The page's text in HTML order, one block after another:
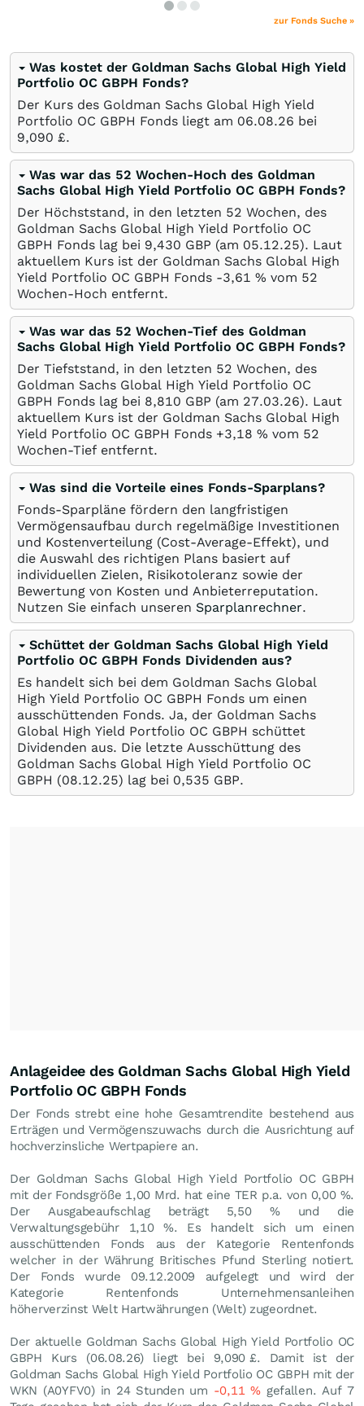
zur Fonds Suche »
Was kostet der Goldman Sachs Global High Yield
Portfolio OC GBPH Fonds?
Der Kurs des Goldman Sachs Global High Yield
Portfolio OC GBPH Fonds liegt am 06.08.26 bei
9,090 £.
Was war das 52 Wochen-Hoch des Goldman
Sachs Global High Yield Portfolio OC GBPH Fonds?
Der Höchststand, in den letzten 52 Wochen, des
Goldman Sachs Global High Yield Portfolio OC
GBPH Fonds lag bei 9,430 GBP (am 05.12.25). Laut
aktuellem Kurs ist der Goldman Sachs Global High
Yield Portfolio OC GBPH Fonds -3,61 % vom 52
Wochen-Hoch entfernt.
Was war das 52 Wochen-Tief des Goldman
Sachs Global High Yield Portfolio OC GBPH Fonds?
Der Tiefststand, in den letzten 52 Wochen, des
Goldman Sachs Global High Yield Portfolio OC
GBPH Fonds lag bei 8,810 GBP (am 27.03.26). Laut
aktuellem Kurs ist der Goldman Sachs Global High
Yield Portfolio OC GBPH Fonds +3,18 % vom 52
Wochen-Tief entfernt.
Was sind die Vorteile eines Fonds-Sparplans?
Fonds-Sparpläne fördern den langfristigen
Vermögensaufbau durch regelmäßige Investitionen
und Kostenverteilung (Cost-Average-Effekt), und
die Auswahl des richtigen Plans basiert auf
individuellen Zielen, Risikotoleranz sowie der
Bewertung von Kosten und Anbieterreputation.
Nutzen Sie einfach unseren Sparplanrechner.
Schüttet der Goldman Sachs Global High Yield
Portfolio OC GBPH Fonds Dividenden aus?
Es handelt sich bei dem Goldman Sachs Global
High Yield Portfolio OC GBPH Fonds um einen
ausschüttenden Fonds. Ja, der Goldman Sachs
Global High Yield Portfolio OC GBPH schüttet
Dividenden aus. Die letzte Ausschüttung des
Goldman Sachs Global High Yield Portfolio OC
GBPH (08.12.25) lag bei 0,535 GBP.
Anlageidee des Goldman Sachs Global High Yield
Portfolio OC GBPH Fonds
Der Fonds strebt eine hohe Gesamtrendite bestehend aus
Erträgen und Vermögenszuwachs durch die Ausrichtung auf
hochverzinsliche Wertpapiere an.
Der Goldman Sachs Global High Yield Portfolio OC GBPH
mit der Fondsgröße 1,00 Mrd. hat eine TER p.a. von 0,00 %.
Der Ausgabeaufschlag beträgt 5,50 % und die
Verwaltungsgebühr 1,10 %. Es handelt sich um einen
ausschüttenden Fonds aus der Kategorie Rentenfonds
welcher in der Währung Britisches Pfund Sterling notiert.
Der Fonds wurde 09.12.2009 aufgelegt und wird der
Kategorie Rentenfonds Unternehmensanleihen
höherverzinst Welt Hartwährungen (Welt) zugeordnet.
Der aktuelle Goldman Sachs Global High Yield Portfolio OC
GBPH Kurs (06.08.26) liegt bei 9,090 £. Damit ist der
Goldman Sachs Global High Yield Portfolio OC GBPH mit der
WKN (A0YFV0) in 24 Stunden um -0,11%gefallen. Auf 7